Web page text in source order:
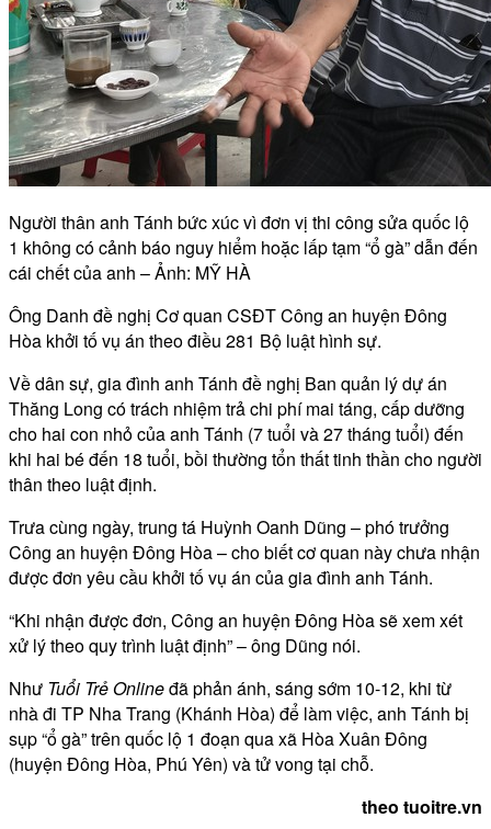
Người thân anh Tánh bức xúc vì đơn vị thi công sửa quốc lộ
1 không có cảnh báo nguy hiểm hoặc lấp tạm “ổ gà” dẫn đến
cái chết của anh – Ảnh: MỸ HÀ
Ông Danh đề nghị Cơ quan CSĐT Công an huyện Đông
Hòa khởi tố vụ án theo điều 281 Bộ luật hình sự.
Về dân sự, gia đình anh Tánh đề nghị Ban quản lý dự án
Thăng Long có trách nhiệm trả chi phí mai táng, cấp dưỡng
cho hai con nhỏ của anh Tánh (7 tuổi và 27 tháng tuổi) đến
khi hai bé đến 18 tuổi, bồi thường tổn thất tinh thần cho người
thân theo luật định.
Trưa cùng ngày, trung tá Huỳnh Oanh Dũng – phó trưởng
Công an huyện Đông Hòa – cho biết cơ quan này chưa nhận
được đơn yêu cầu khởi tố vụ án của gia đình anh Tánh.
“Khi nhận được đơn, Công an huyện Đông Hòa sẽ xem xét
xử lý theo quy trình luật định” – ông Dũng nói.
Như Tuổi Trẻ Onlineđã phản ánh, sáng sớm 10-12, khi từ
nhà đi TP Nha Trang (Khánh Hòa) để làm việc, anh Tánh bị
sụp “ổ gà” trên quốc lộ 1 đoạn qua xã Hòa Xuân Đông
(huyện Đông Hòa, Phú Yên) và tử vong tại chỗ.
theo tuoitre.vn